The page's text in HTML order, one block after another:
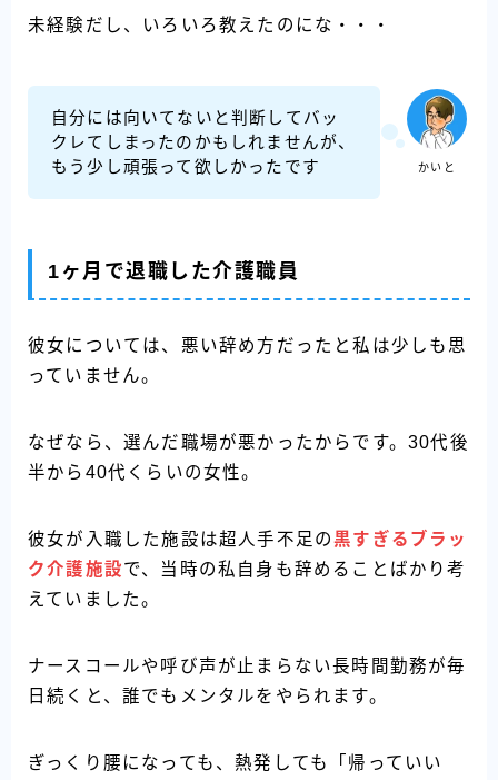
未経験だし、いろいろ教えたのにな・・・
かいと
自分には向いてないと判断してバッ
クレてしまったのかもしれませんが、
もう少し頑張って欲しかったです
1ヶ月で退職した介護職員
彼女については、悪い辞め方だったと私は少しも思
っていません。
なぜなら、選んだ職場が悪かったからです。30代後
半から40代くらいの女性。
彼女が入職した施設は超人手不足の黒すぎるブラッ
ク介護施設で、当時の私自身も辞めることばかり考
えていました。
ナースコールや呼び声が止まらない長時間勤務が毎
日続くと、誰でもメンタルをやられます。
ぎっくり腰になっても、熱発しても「帰っていい